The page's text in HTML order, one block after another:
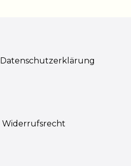
Daten­schutz­erklärung
Widerrufs­recht